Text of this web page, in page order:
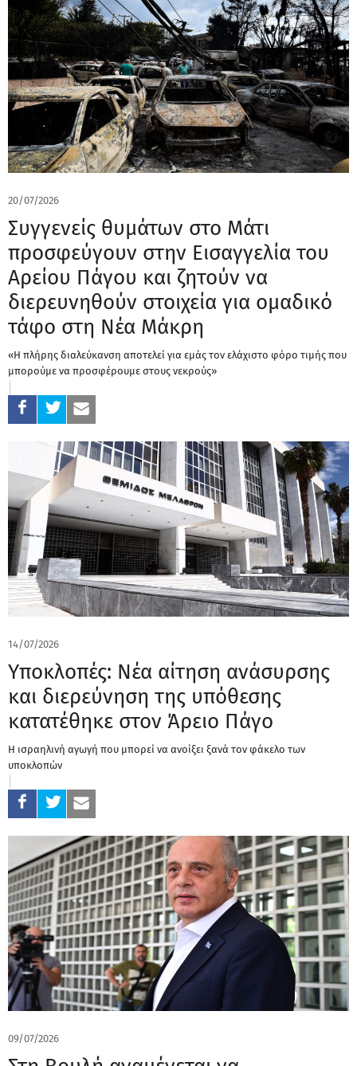
20/07/2026
Συγγενείς θυμάτων στο Μάτι
προσφεύγουν στην Εισαγγελία του
Αρείου Πάγου και ζητούν να
διερευνηθούν στοιχεία για ομαδικό
τάφο στη Νέα Μάκρη
«Η πλήρης διαλεύκανση αποτελεί για εμάς τον ελάχιστο φόρο τιμής που
μπορούμε να προσφέρουμε στους νεκρούς»
14/07/2026
Υποκλοπές: Νέα αίτηση ανάσυρσης
και διερεύνηση της υπόθεσης
κατατέθηκε στον Άρειο Πάγο
Η ισραηλινή αγωγή που μπορεί να ανοίξει ξανά τον φάκελο των
υποκλοπών
09/07/2026